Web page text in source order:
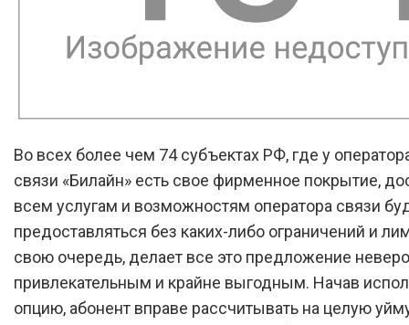
Во всех более чем 74 субъектах РФ, где у
связи «Билайн» есть свое фирменное покрытие,
всем услугам и возможностям оператора связи
предоставляться без каких-либо ограничений и
свою очередь, делает все это предложение
привлекательным и крайне выгодным. Начав
опцию, абонент вправе рассчитывать на целую